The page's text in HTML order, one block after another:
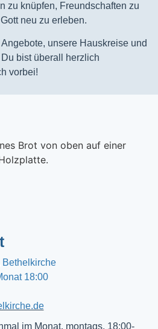
zu knüpfen, Freundschaften zu
neu zu erleben.
unsere Hauskreise und
bist überall herzlich
vorbei!
Bethelkirche
18:00
im Monat, montags, 18:00-